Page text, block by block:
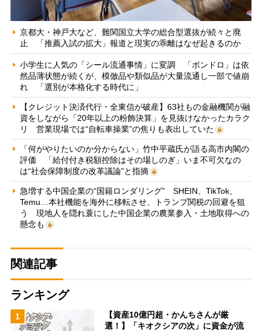
京都大・神戸大など、難関国立大学の総合型選抜が続々と廃
止 「推薦入試の拡大」報道と現実の乖離はなぜ起きるのか
小学生に人気の「シール流通事情」に変調 「ボンドロ」は依
然品薄状態が続くが、模倣品や類似品が大量流通し一部で値崩
れ 「選別が本格化する時代に」
【クレジット決済代行・全東信が破産】63社もの金融機関が融
資をしながら「20年以上の粉飾決算」を見抜けなかったカラク
リ 営業現場では“自転車操業”の焦りも表出していた
「何がやりたいのか分からない」竹中平蔵氏が語る高市内閣の
評価 「給付付き税額控除はその場しのぎ」いま不可欠なの
は“社会保障制度の改革議論”と指摘
急増する中国企業の“国籍ロンダリング” SHEIN、TikTok、
Temu…本社機能を海外に移転させ、トランプ関税の回避を狙
う 現地人を隠れ蓑にした中国企業の農業参入・土地取得への
懸念も
関連記事
ランキング
1
【資産10億円超・かんちさんが厳
選！】「キオクシアの次」に資金が流